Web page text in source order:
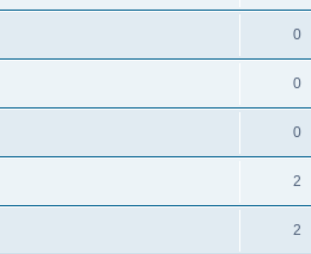
0
0
0
2
2